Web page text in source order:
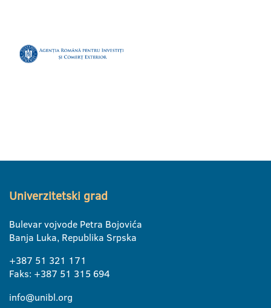
Univerzitetski grad
Bulevar vojvode Petra Bojovića
Banja Luka, Republika Srpska
+387 51 321 171
Faks: +387 51 315 694
info@unibl.org